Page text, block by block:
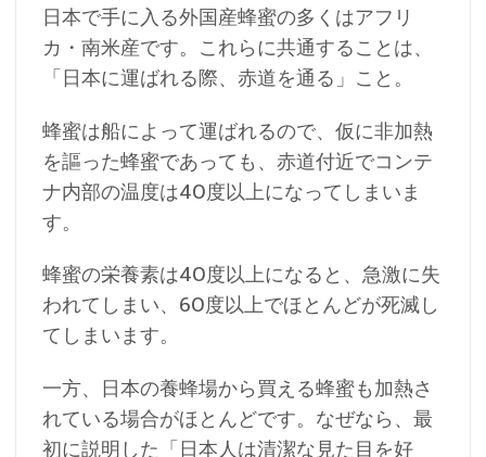
日本で手に入る外国産蜂蜜の多くはアフリ
カ・南米産です。これらに共通することは、
「日本に運ばれる際、赤道を通る」こと。
蜂蜜は船によって運ばれるので、仮に非加熱
を謳った蜂蜜であっても、赤道付近でコンテ
ナ内部の温度は40度以上になってしまいま
す。
蜂蜜の栄養素は40度以上になると、急激に失
われてしまい、60度以上でほとんどが死滅し
てしまいます。
一方、日本の養蜂場から買える蜂蜜も加熱さ
れている場合がほとんどです。なぜなら、最
初に説明した「日本人は清潔な見た目を好